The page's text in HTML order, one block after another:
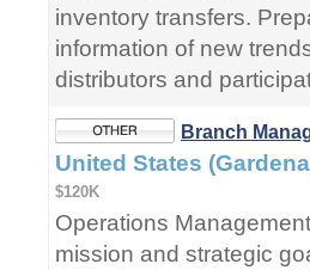
inventory transfers.
information of new
distributors and
Branch
United States
$120K
Operations
mission and strategic